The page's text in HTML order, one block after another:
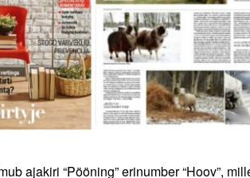
ajakiri “Pööning” erinumber “Hoov”,